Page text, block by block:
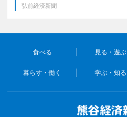
弘前経済新聞
食べる 見る・遊ぶ
暮らす・働く 学ぶ・知る